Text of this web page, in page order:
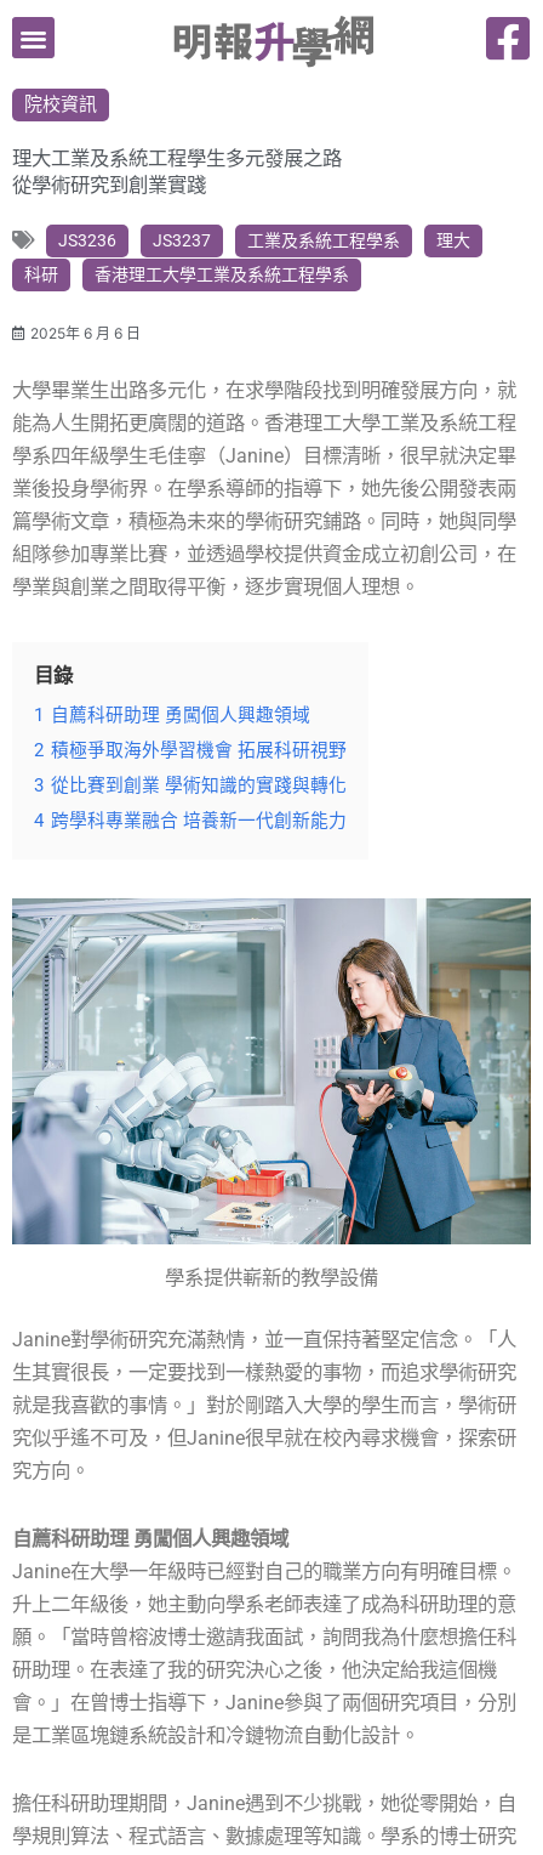
跳
要
內
容
院校資訊
理大工業及系統工程學生多元發展之路
從學術研究到創業實踐
JS3236 JS3237 工業及系統工程學系
理大
科研
香港理工大學工業及系統工程學系
2025年 6 月 6 日
大學畢業生出路多元化，在求學階段找到明確發展方向，就
能為人生開拓更廣闊的道路。香港理工大學工業及系統工程
學系四年級學生毛佳寧（Janine）目標清晰，很早就決定畢
業後投身學術界。在學系導師的指導下，她先後公開發表兩
篇學術文章，積極為未來的學術研究鋪路。同時，她與同學
組隊參加專業比賽，並透過學校提供資金成立初創公司，在
學業與創業之間取得平衡，逐步實現個人理想。
目錄
1 自薦科研助理 勇闖個人興趣領域
2 積極爭取海外學習機會 拓展科研視野
3 從比賽到創業 學術知識的實踐與轉化
4 跨學科專業融合 培養新一代創新能力
學系提供嶄新的教學設備
Janine對學術研究充滿熱情，並一直保持著堅定信念。「人
生其實很長，一定要找到一樣熱愛的事物，而追求學術研究
就是我喜歡的事情。」對於剛踏入大學的學生而言，學術研
究似乎遙不可及，但Janine很早就在校內尋求機會，探索研
究方向。
自薦科研助理 勇闖個人興趣領域
Janine在大學一年級時已經對自己的職業方向有明確目標。
升上二年級後，她主動向學系老師表達了成為科研助理的意
願。「當時曾榕波博士邀請我面試，詢問我為什麼想擔任科
研助理。在表達了我的研究決心之後，他決定給我這個機
會。」在曾博士指導下，Janine參與了兩個研究項目，分別
是工業區塊鏈系統設計和冷鏈物流自動化設計。
擔任科研助理期間，Janine遇到不少挑戰，她從零開始，自
學規則算法、程式語言、數據處理等知識。學系的博士研究